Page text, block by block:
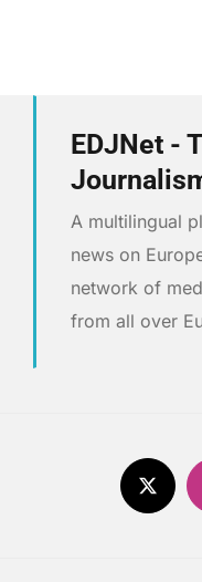
EDJNet -
A multilingual
news on
network of
from all over